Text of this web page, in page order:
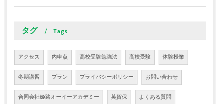
タグ Tags
アクセス 内申点 高校受験勉強法 高校受験 体験授業
冬期講習 プラン プライバシーポリシー お問い合わせ
合同会社姫路オーイーアカデミー 英賀保 よくある質問